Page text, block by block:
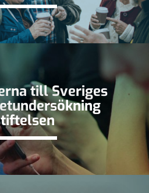
till Sveriges